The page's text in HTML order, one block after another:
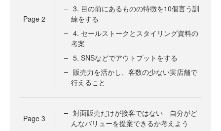
Page 2
3. 目の前にあるものの特徴を10個言う訓
練をする
4. セールストークとスタイリング資料の
考案
5. SNSなどでアウトプットをする
販売力を活かし、客数の少ない実店舗で
行えること
Page 3
対面販売だけが接客ではない 自分がど
んなバリューを提案できるか考えよう